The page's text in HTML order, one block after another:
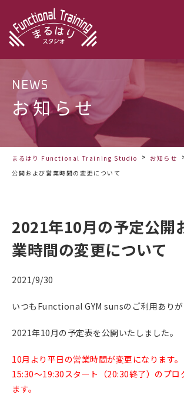
NEWS
お知らせ
まるはり Functional Training Studio お知らせ
公開および営業時間の変更について
2021年10月の予定公開
業時間の変更について
2021/9/30
いつもFunctional GYM sunsのご利用ありが
2021年10月の予定表を公開いたしました。
10月より平日の営業時間が変更になります。
15:30～19:30スタート（20:30終了）のプロ
ます。